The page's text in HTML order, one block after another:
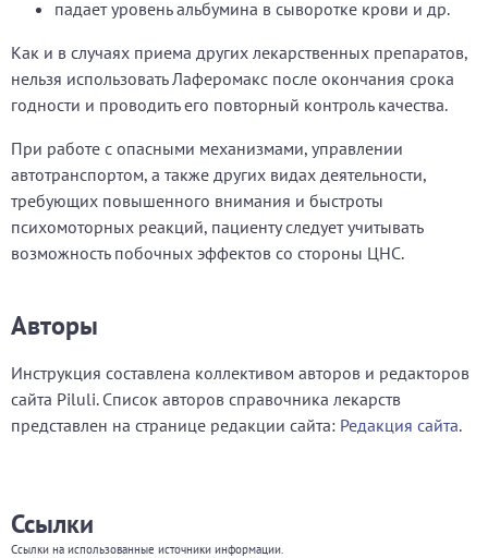
падает уровень альбумина в сыворотке крови и др.
Как и в случаях приема других лекарственных препаратов,
нельзя использовать Лаферомакс после окончания срока
годности и проводить его повторный контроль качества.
При работе с опасными механизмами, управлении
автотранспортом, а также других видах деятельности,
требующих повышенного внимания и быстроты
психомоторных реакций, пациенту следует учитывать
возможность побочных эффектов со стороны ЦНС.
Авторы
Инструкция составлена коллективом авторов и редакторов
сайта Piluli. Список авторов справочника лекарств
представлен на странице редакции сайта: Редакция сайта.
Ссылки
Ссылки на использованные источники информации.